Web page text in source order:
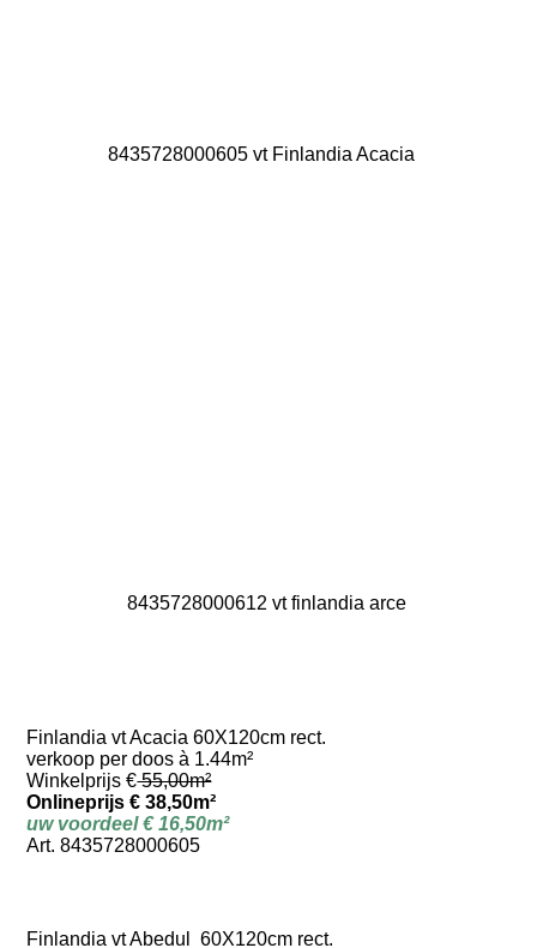
8435728000605 vt Finlandia Acacia
8435728000612 vt finlandia arce
Finlandia vt Acacia 60X120cm rect.
verkoop per doos à 1.44m²
Winkelprijs €55,00m²
Onlineprijs € 38,50m²
uw voordeel € 16,50m²
Art. 8435728000605
Finlandia vt Abedul 60X120cm rect.